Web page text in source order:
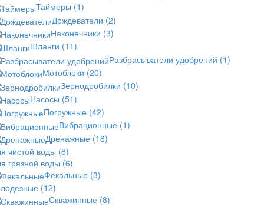
Таймеры (1)
Дождеватели (2)
Наконечники (3)
Шланги (11)
Разбрасыватели удобрений (1)
Мотоблоки (20)
Зернодробилки (10)
Насосы (51)
Погружные (42)
Вибрационные (1)
Дренажные (18)
чистой воды (8)
грязной воды (6)
Фекальные (3)
(12)
Скважинные (8)